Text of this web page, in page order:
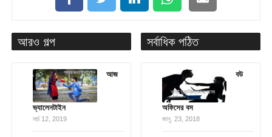
আরও গল্প
আজ
ভ্যালেনটাইন
মার্চ 12, 2019
সর্বাধিক পঠিত
বউ
অফিসের বস
জানু. 23, 2018